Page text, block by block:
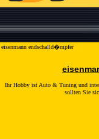
eisenmann endschalld�mpfer
Ihr Hobby ist Auto & Tuning und
sollten Sie